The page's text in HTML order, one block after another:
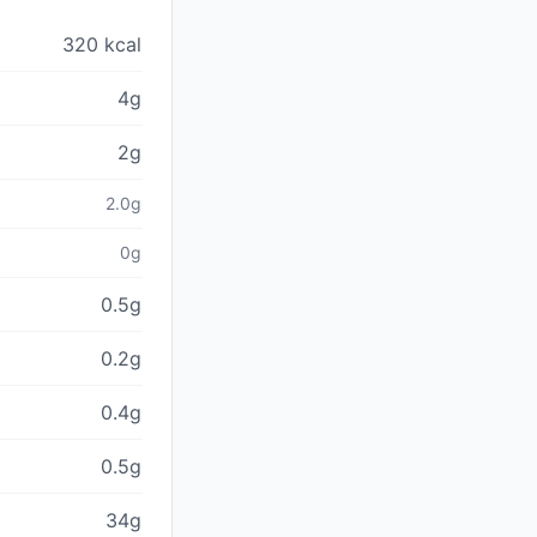
320 kcal
4g
2g
2.0g
0g
0.5g
0.2g
0.4g
0.5g
34g